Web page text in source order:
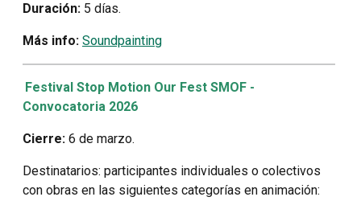
Duración: 5 días.
Más info: Soundpainting
Festival Stop Motion Our Fest SMOF -
Convocatoria 2026
Cierre: 6 de marzo.
Destinatarios: participantes individuales o colectivos
con obras en las siguientes categorías en animación: